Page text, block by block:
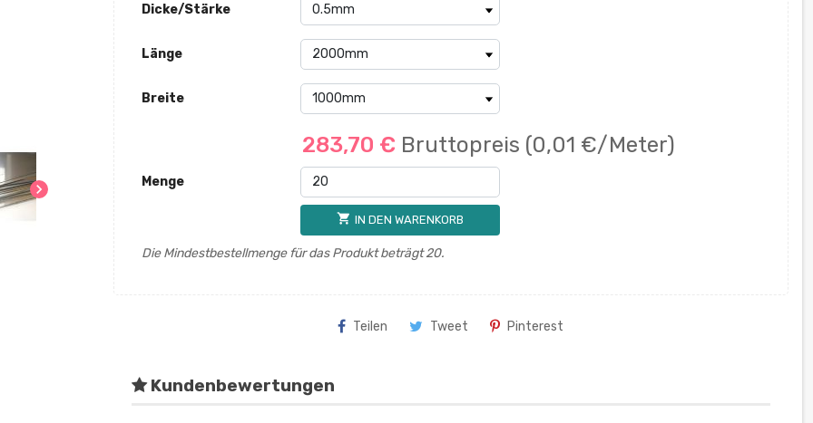
chevron_right
Dicke/Stärke
Länge
Breite
283,70 € Bruttopreis (0,01 €/Meter)
Menge
shopping_cart IN DEN WARENKORB
Die Mindestbestellmenge für das Produkt beträgt 20.
Teilen Tweet Pinterest
Kundenbewertungen